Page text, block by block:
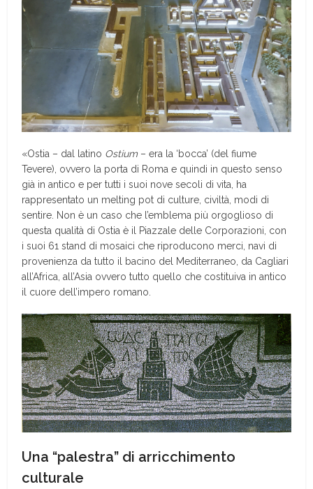
«Ostia – dal latino Ostium – era la ‘bocca’ (del fiume
Tevere), ovvero la porta di Roma e quindi in questo senso
già in antico e per tutti i suoi nove secoli di vita, ha
rappresentato un melting pot di culture, civiltà, modi di
sentire. Non è un caso che l’emblema più orgoglioso di
questa qualità di Ostia è il Piazzale delle Corporazioni, con
i suoi 61 stand di mosaici che riproducono merci, navi di
provenienza da tutto il bacino del Mediterraneo, da Cagliari
all’Africa, all’Asia ovvero tutto quello che costituiva in antico
il cuore dell’impero romano.
Una “palestra” di arricchimento
culturale